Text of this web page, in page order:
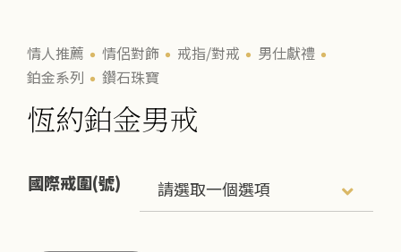
情人推薦 情侶對飾 戒指/對戒
男仕獻禮
鉑金系列
鑽石珠寶
恆約鉑金男戒
國際戒圍(號)